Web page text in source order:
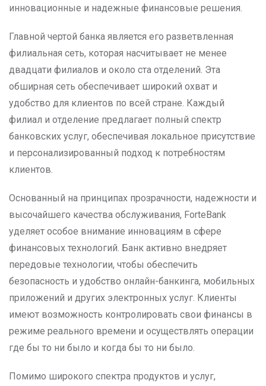
инновационные и надежные финансовые решения.
Главной чертой банка является его разветвленная
филиальная сеть, которая насчитывает не менее
двадцати филиалов и около ста отделений. Эта
обширная сеть обеспечивает широкий охват и
удобство для клиентов по всей стране. Каждый
филиал и отделение предлагает полный спектр
банковских услуг, обеспечивая локальное присутствие
и персонализированный подход к потребностям
клиентов.
Основанный на принципах прозрачности, надежности и
высочайшего качества обслуживания, ForteBank
уделяет особое внимание инновациям в сфере
финансовых технологий. Банк активно внедряет
передовые технологии, чтобы обеспечить
безопасность и удобство онлайн-банкинга, мобильных
приложений и других электронных услуг. Клиенты
имеют возможность контролировать свои финансы в
режиме реального времени и осуществлять операции
где бы то ни было и когда бы то ни было.
Помимо широкого спектра продуктов и услуг,